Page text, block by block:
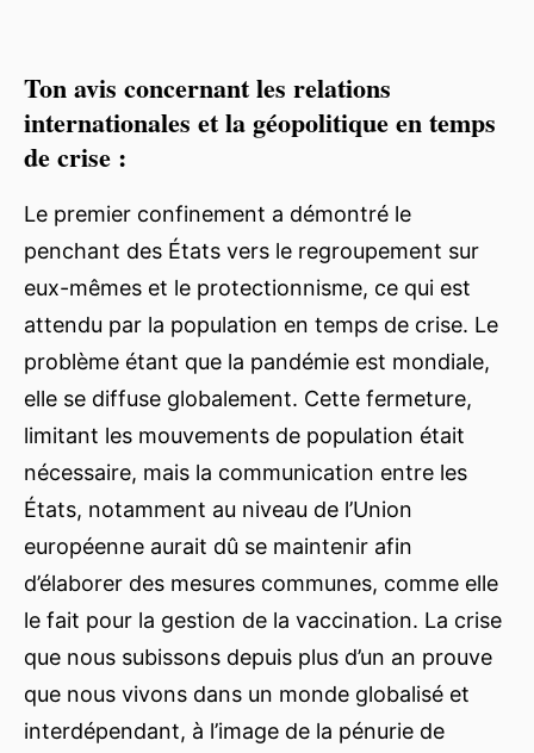
Ton avis concernant les relations
internationales et la géopolitique en temps
de crise :
Le premier confinement a démontré le
penchant des États vers le regroupement sur
eux-mêmes et le protectionnisme, ce qui est
attendu par la population en temps de crise. Le
problème étant que la pandémie est mondiale,
elle se diffuse globalement. Cette fermeture,
limitant les mouvements de population était
nécessaire, mais la communication entre les
États, notamment au niveau de l’Union
européenne aurait dû se maintenir afin
d’élaborer des mesures communes, comme elle
le fait pour la gestion de la vaccination. La crise
que nous subissons depuis plus d’un an prouve
que nous vivons dans un monde globalisé et
interdépendant, à l’image de la pénurie de